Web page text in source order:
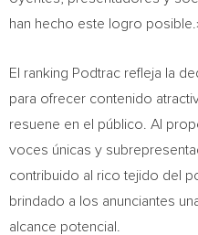
han hecho este logro
El ranking Podtrac refleja la
para ofrecer contenido
resuene en el público. Al
voces únicas y
contribuido al rico tejido del
brindado a los anunciantes
alcance potencial.